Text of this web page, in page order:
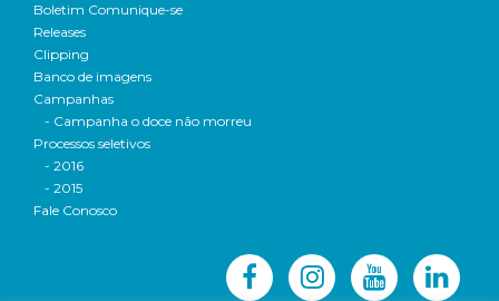
Boletim Comunique-se
Releases
Clipping
Banco de imagens
Campanhas
- Campanha o doce não morreu
Processos seletivos
- 2016
- 2015
Fale Conosco